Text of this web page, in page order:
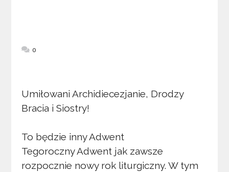
0
Umiłowani Archidiecezjanie, Drodzy
Bracia i Siostry!
To będzie inny Adwent
Tegoroczny Adwent jak zawsze
rozpocznie nowy rok liturgiczny. W tym